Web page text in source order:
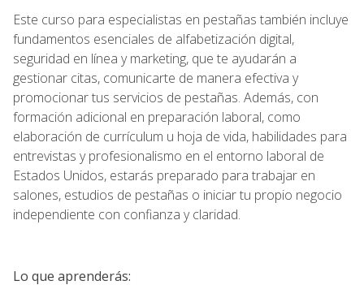
Este curso para especialistas en pestañas también incluye
fundamentos esenciales de alfabetización digital,
seguridad en línea y marketing, que te ayudarán a
gestionar citas, comunicarte de manera efectiva y
promocionar tus servicios de pestañas. Además, con
formación adicional en preparación laboral, como
elaboración de currículum u hoja de vida, habilidades para
entrevistas y profesionalismo en el entorno laboral de
Estados Unidos, estarás preparado para trabajar en
salones, estudios de pestañas o iniciar tu propio negocio
independiente con confianza y claridad.
Lo que aprenderás: